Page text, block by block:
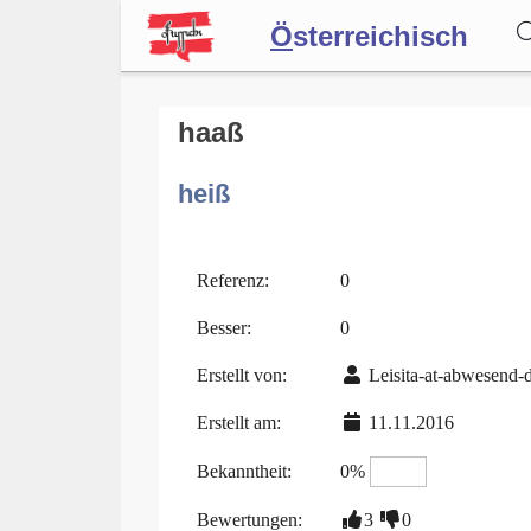
Österreichisch
Forum
Blog
haaß
heiß
Referenz: 0
Besser: 0
Erstellt von: Leisita-at-abwesend-
Erstellt am: 11.11.2016
Bekanntheit: 0%
Bewertungen: 3 0